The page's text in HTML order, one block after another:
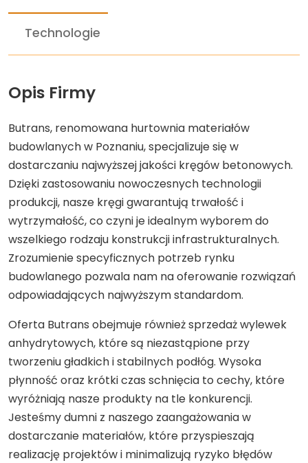
Technologie
Opis Firmy
Butrans, renomowana hurtownia materiałów
budowlanych w Poznaniu, specjalizuje się w
dostarczaniu najwyższej jakości kręgów betonowych.
Dzięki zastosowaniu nowoczesnych technologii
produkcji, nasze kręgi gwarantują trwałość i
wytrzymałość, co czyni je idealnym wyborem do
wszelkiego rodzaju konstrukcji infrastrukturalnych.
Zrozumienie specyficznych potrzeb rynku
budowlanego pozwala nam na oferowanie rozwiązań
odpowiadających najwyższym standardom.
Oferta Butrans obejmuje również sprzedaż wylewek
anhydrytowych, które są niezastąpione przy
tworzeniu gładkich i stabilnych podłóg. Wysoka
płynność oraz krótki czas schnięcia to cechy, które
wyróżniają nasze produkty na tle konkurencji.
Jesteśmy dumni z naszego zaangażowania w
dostarczanie materiałów, które przyspieszają
realizację projektów i minimalizują ryzyko błędów